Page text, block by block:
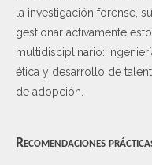
la investigación forense,
gestionar activamente
multidisciplinario:
ética y desarrollo de
de adopción.
Recomendaciones